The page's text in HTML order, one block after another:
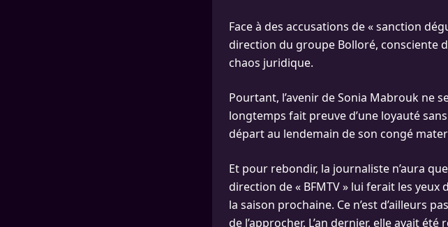
Face à des accusations de « sanction
direction du groupe Bolloré, consciente
chaos juridique.
Pourtant, l’avenir de Sonia Mabrouk ne
longtemps fait preuve d’une loyauté
départ au lendemain de son congé
Et pour rebondir, la journaliste n’aura
direction de « BFMTV » lui ferait les
la saison prochaine. Ce n’est d’ailleurs
de l’approcher. L’an dernier, elle avait